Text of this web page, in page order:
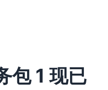
1 现已